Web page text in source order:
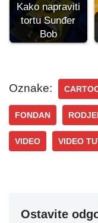
Kako napraviti
tortu Sunđer
Bob
Oznake:
FONDAN
VIDEO VIDEO
Ostavite